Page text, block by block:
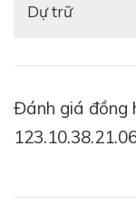
Xem thêm:
Co-Axial
Dự trữ
Đánh giá đồng